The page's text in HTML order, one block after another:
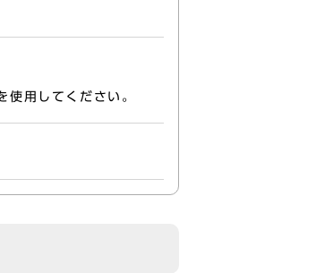
用してください。